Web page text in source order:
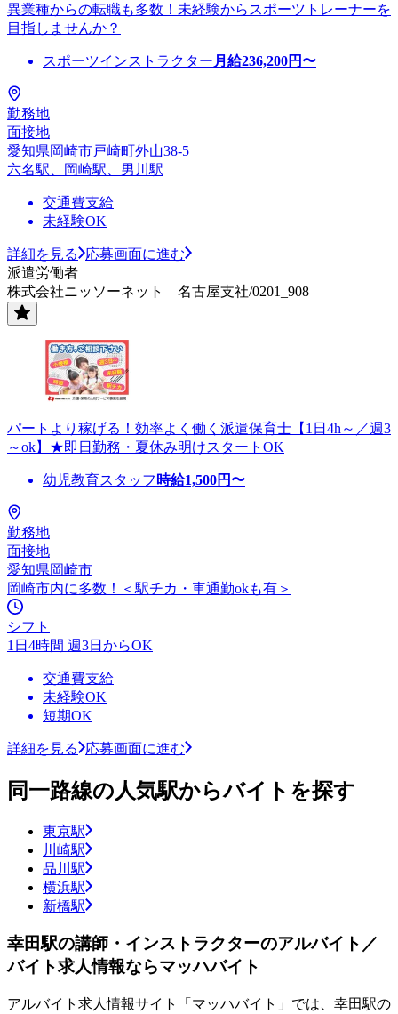
異業種からの転職も多数！未経験からスポーツトレーナーを
目指しませんか？
スポーツインストラクター 月給236,200円〜
勤務地
面接地
愛知県岡崎市戸崎町外山38-5
六名駅、岡崎駅、男川駅
交通費支給
未経験OK
詳細を見る
応募画面に進む
派遣労働者
株式会社ニッソーネット 名古屋支社/0201_908
パートより稼げる！効率よく働く派遣保育士【1日4h～／週3
～ok】★即日勤務・夏休み明けスタートOK
幼児教育スタッフ 時給1,500円〜
勤務地
面接地
愛知県岡崎市
岡崎市内に多数！＜駅チカ・車通勤okも有＞
シフト
1日4時間 週3日からOK
交通費支給
未経験OK
短期OK
詳細を見る 応募画面に進む
同一路線の人気駅からバイトを探す
東京駅
川崎駅
品川駅
横浜駅
新橋駅
幸田駅の講師・インストラクターのアルバイト／
バイト求人情報ならマッハバイト
アルバイト求人情報サイト「マッハバイト」では、幸田駅の